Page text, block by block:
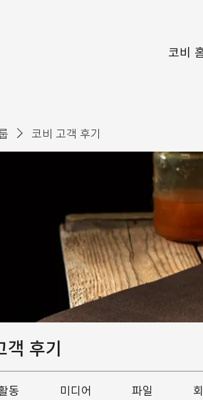
코비
코비 고객 후기
객 후기
동 미디어 파일